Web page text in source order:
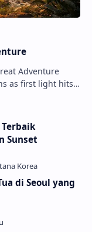
Adventure
as first light hits
Terbaik
Sunset
di Seoul yang